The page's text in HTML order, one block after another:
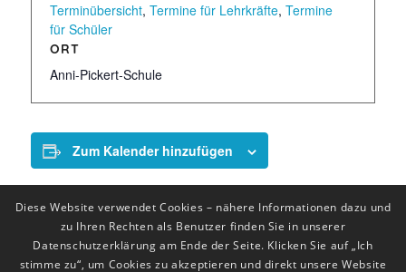
Terminübersicht, Termine für Lehrkräfte, Termine
für Schüler
ORT
Anni-Pickert-Schule
Zum Kalender hinzufügen
Diese Website verwendet Cookies – nähere Informationen dazu und
zu Ihren Rechten als Benutzer finden Sie in unserer
Datenschutzerklärung am Ende der Seite. Klicken Sie auf „Ich
stimme zu“, um Cookies zu akzeptieren und direkt unsere Website